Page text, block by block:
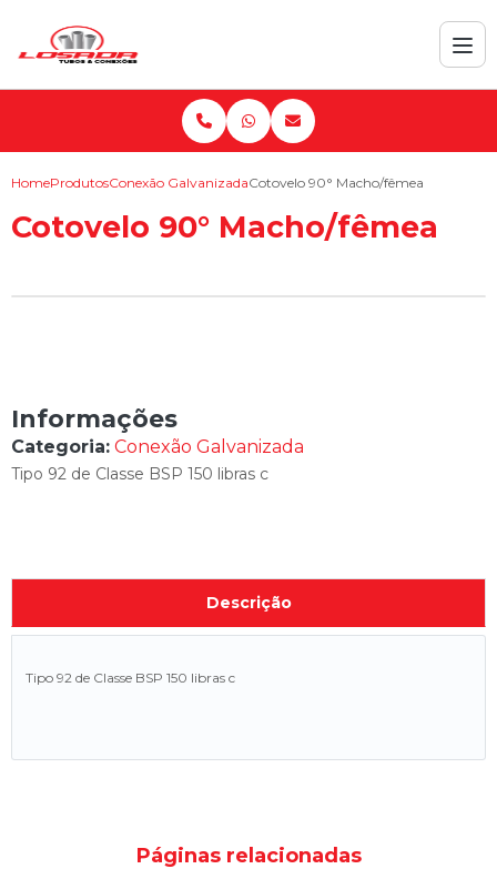
HomeProdutosConexão GalvanizadaCotovelo 90° Macho/fêmea
Cotovelo 90° Macho/fêmea
Informações
Categoria: Conexão Galvanizada
Tipo 92 de Classe BSP 150 libras c
Descrição
Tipo 92 de Classe BSP 150 libras c
Páginas relacionadas